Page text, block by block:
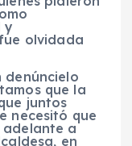
y
olvidada
denúncielo
que la
juntos
necesitó que
a
en